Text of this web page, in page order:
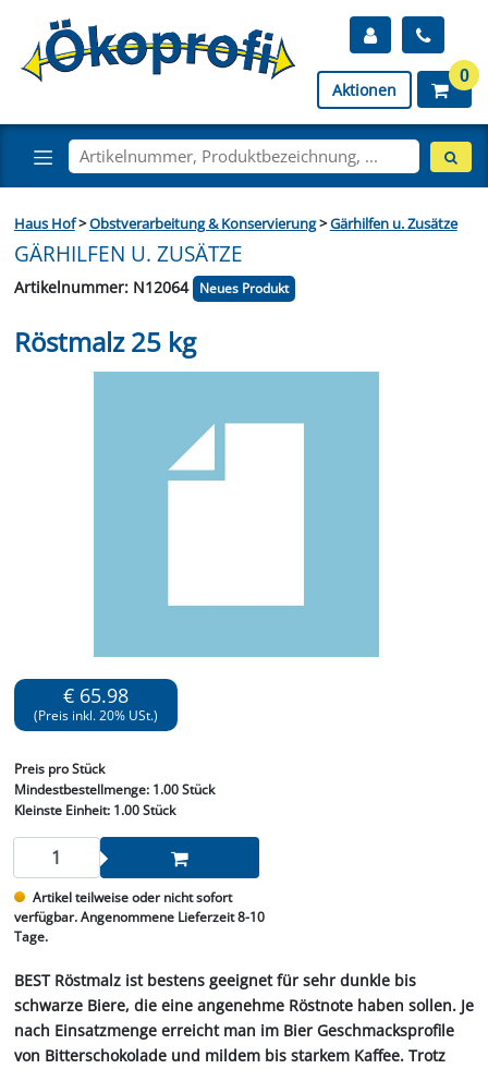
Aktionen
0
Haus Hof>Obstverarbeitung & Konservierung>Gärhilfen u. Zusätze
GÄRHILFEN U. ZUSÄTZE
Artikelnummer: N12064 Neues Produkt
Röstmalz 25 kg
€ 65.98
(Preis inkl. 20% USt.)
Preis pro Stück
Mindestbestellmenge: 1.00 Stück
Kleinste Einheit:1.00 Stück
Artikel teilweise oder nicht sofort
verfügbar. Angenommene Lieferzeit 8-10
Tage.
BEST Röstmalz ist bestens geeignet für sehr dunkle bis
schwarze Biere, die eine angenehme Röstnote haben sollen. Je
nach Einsatzmenge erreicht man im Bier Geschmacksprofile
von Bitterschokolade und mildem bis starkem Kaffee. Trotz